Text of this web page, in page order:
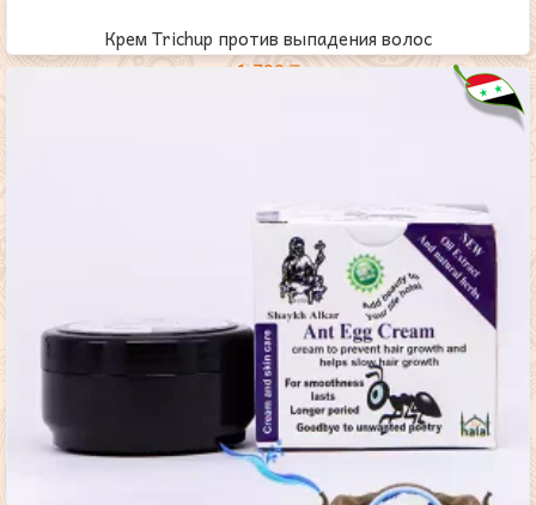
Крем Trichup против выпадения волос
1,700₸